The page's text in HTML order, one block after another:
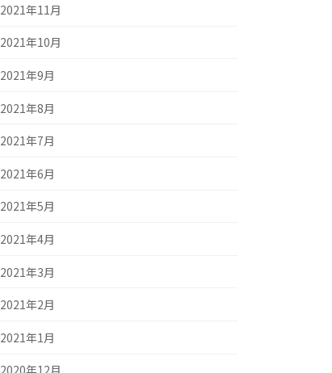
2021年11月
2021年10月
2021年9月
2021年8月
2021年7月
2021年6月
2021年5月
2021年4月
2021年3月
2021年2月
2021年1月